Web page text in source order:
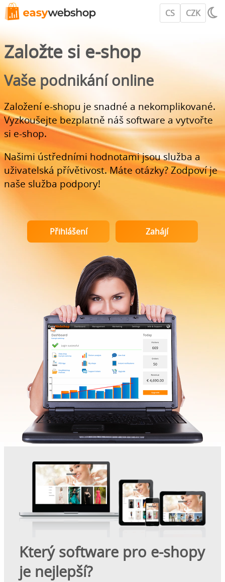
CS CZK
Založte si e-shop
Vaše podnikání online
Založení e-shopu je snadné a nekomplikované.
Vyzkoušejte bezplatně náš software a vytvořte
si e-shop.
Našimi ústředními hodnotami jsou služba a
uživatelská přívětivost. Máte otázky? Zodpoví je
naše služba podpory!
Přihlášení Zahájí
Který software pro e-shopy
je nejlepší?